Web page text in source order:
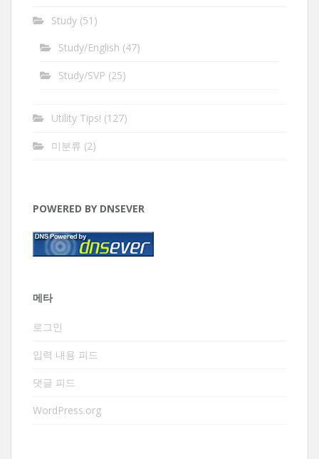
Study (51)
Study/English (47)
Study/SVP (25)
Utility Tips! (127)
미분류 (2)
POWERED BY DNSEVER
메타
로그인
입력 내용 피드
댓글 피드
WordPress.org